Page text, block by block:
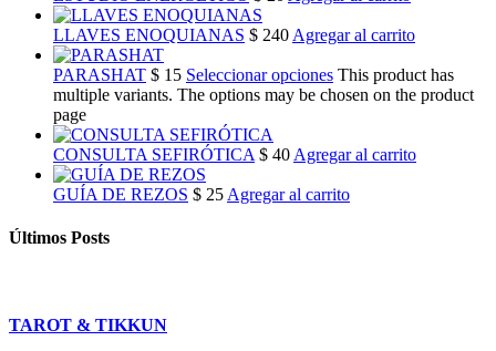
LLAVES ENOQUIANAS $ 240 Agregar al carrito
PARASHAT $ 15 Seleccionar opciones This product has
multiple variants. The options may be chosen on the product
page
CONSULTA SEFIRÓTICA $ 40 Agregar al carrito
GUÍA DE REZOS $ 25 Agregar al carrito
Últimos Posts
TAROT & TIKKUN